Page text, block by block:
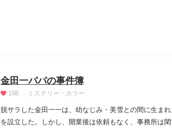
金田一パパの事件簿
198 ミステリー・ホラー
脱サラした金田一一は、幼なじみ・美雪との間に生ま
を設立した。しかし、開業後は依頼もなく、事務所は